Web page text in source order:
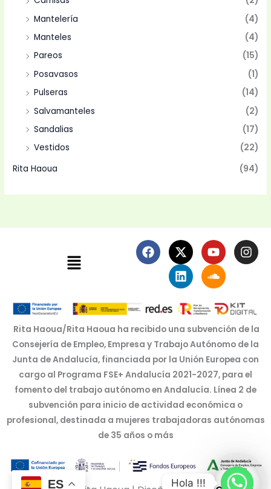
Mantelería
(4)
Manteles
(4)
Pareos
(15)
Posavasos
(1)
Pulseras
(14)
Salvamanteles
(2)
Sandalias
(17)
Vestidos
(22)
Rita Haoua
(94)
Menú
F
a
c
o
o
k
X
-
t
w
i
t
t
e
r
Y
o
u
t
u
b
e
I
n
s
g
r
a
m
L
i
n
k
e
d
i
n
S
o
u
n
d
c
o
u
d
Rita Haoua/Rita Haoua ha recibido una subvención de la
Consejería de Empleo, Empresa y Trabajo Autónomo de la
Junta de Andalucía, financiada por la Unión Europea con
cargo al Programa FSE+ Andalucía 2021-2027, para el
fomento del trabajo autónomo en Andalucía. Línea 2 de
subvención para inicio de actividad económica o
profesional, destinada a mujeres trabajadoras autónomas
de 35 años o más
ES Hola !!!